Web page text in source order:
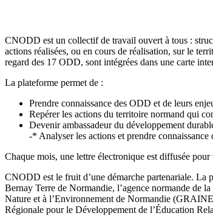
CNODD est un collectif de travail ouvert à tous :
actions réalisées, ou en cours de réalisation, sur le
regard des 17 ODD, sont intégrées dans une carte
La plateforme permet de :
Prendre connaissance des ODD et de leurs
Repérer les actions du territoire normand qui
Devenir ambassadeur du développement
-* Analyser les actions et prendre
Chaque mois, une lettre électronique est diffusée
CNODD est le fruit d’une démarche partenariale. La
Bernay Terre de Normandie, l’agence normande de
Nature et à l’Environnement de Normandie
Régionale pour le Développement de l’Éducation